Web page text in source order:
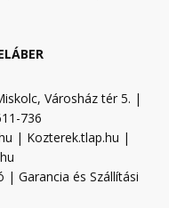
Városház tér 5. |
736
| Kozterek.tlap.hu |
| Garancia és Szállítási